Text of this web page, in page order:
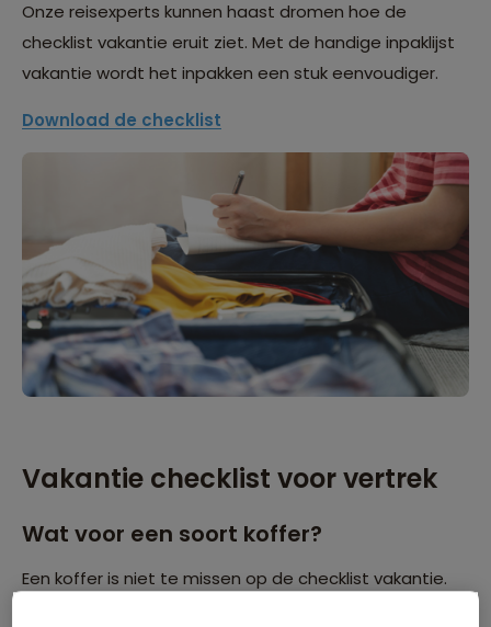
Onze reisexperts kunnen haast dromen hoe de
checklist vakantie eruit ziet. Met de handige inpaklijst
vakantie wordt het inpakken een stuk eenvoudiger.
Download de checklist
Vakantie checklist voor vertrek
Wat voor een soort koffer?
Een koffer is niet te missen op de checklist vakantie.